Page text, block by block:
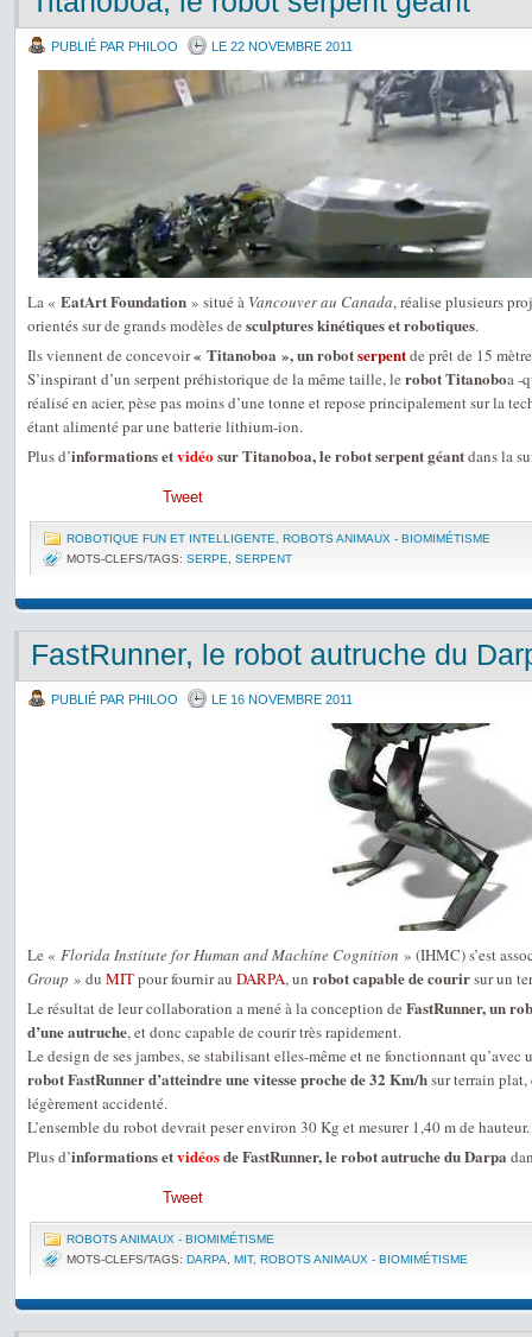
PUBLIÉ PAR PHILOO LE 22 NOVEMBRE 2011
La « EatArt Foundation » situé à Vancouver au Canada, réalise plusieurs
orientés sur de grands modèles de sculptures kinétiques et robotiques.
Ils viennent de concevoir« Titanoboa », un robotserpentde prêt de 15
S’inspirant d’un serpent préhistorique de la même taille, le robot Titanoboa -
réalisé en acier, pèse pas moins d’une tonne et repose principalement sur la
étant alimenté par une batterie lithium-ion.
Plus d’informations etvidéosur Titanoboa, le robot serpent géantdans la
Tweet
ROBOTIQUE FUN ET INTELLIGENTE
ROBOTS ANIMAUX - BIOMIMÉTISME
MOTS-CLEFS/TAGS: SERPE SERPENT
FastRunner, le robot autruche du
PUBLIÉ PAR PHILOO LE 16 NOVEMBRE 2011
Le « Florida Institute for Human and Machine Cognition » (IHMC) s’est
Group » du MITpour fournir au DARPA, un robot capable de courirsur un
Le résultat de leur collaboration a mené à la conception de FastRunner, un
d’une autruche, et donc capable de courir très rapidement.
Le design de ses jambes, se stabilisant elles-même et ne fonctionnant qu’avec
robot FastRunner d’atteindre une vitesse proche de 32 Km/hsur terrain
légèrement accidenté.
L’ensemble du robot devrait peser environ 30 Kg et mesurer 1,40 m de hauteur.
Plus d’informations etvidéosde FastRunner, le robot autruche du Darpa
Tweet
ROBOTS ANIMAUX - BIOMIMÉTISME
MOTS-CLEFS/TAGS: DARPA MIT, ROBOTS ANIMAUX - BIOMIMÉTISME